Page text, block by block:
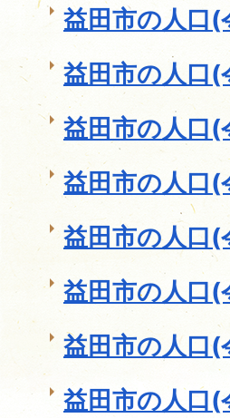
益田市の人口
益田市の人口
益田市の人口
益田市の人口
益田市の人口(
益田市の人口
益田市の人口(
益田市の人口